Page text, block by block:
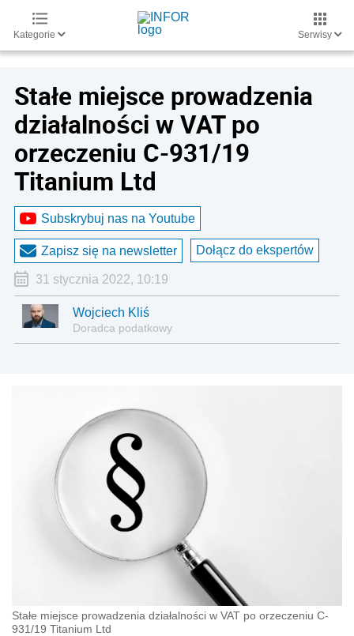
Kategorie Serwisy
Stałe miejsce prowadzenia
działalności w VAT po
orzeczeniu C-931/19
Titanium Ltd
Subskrybuj nas na Youtube
Zapisz się na newsletter Dołącz do ekspertów
31 stycznia 2022, 10:19
Wojciech Kliś
Doradca podatkowy
Stałe miejsce prowadzenia działalności w VAT po orzeczeniu C-
931/19 Titanium Ltd